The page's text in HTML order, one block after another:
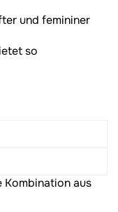
und femininer
so
Kombination aus